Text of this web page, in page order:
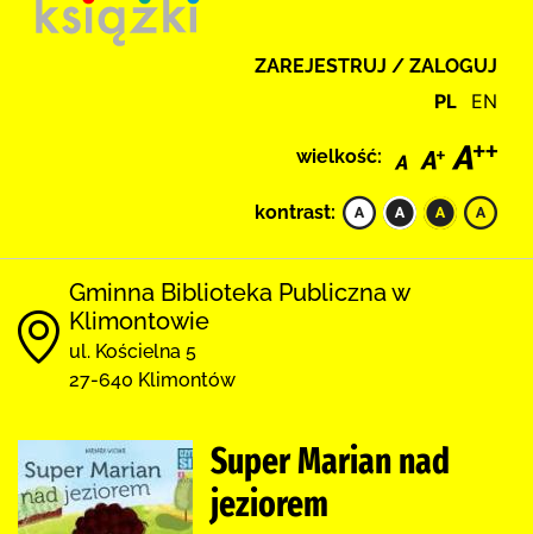
ZAREJESTRUJ / ZALOGUJ
PL EN
wielkość:
kontrast:
Gminna Biblioteka Publiczna w
Klimontowie
ul. Kościelna 5
27-640 Klimontów
Super Marian nad
jeziorem